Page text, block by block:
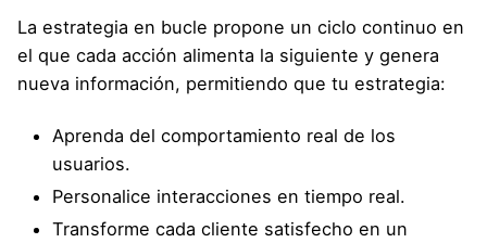
La estrategia en bucle propone un ciclo continuo en
el que cada acción alimenta la siguiente y genera
nueva información, permitiendo que tu estrategia:
Aprenda del comportamiento real de los
usuarios.
Personalice interacciones en tiempo real.
Transforme cada cliente satisfecho en un